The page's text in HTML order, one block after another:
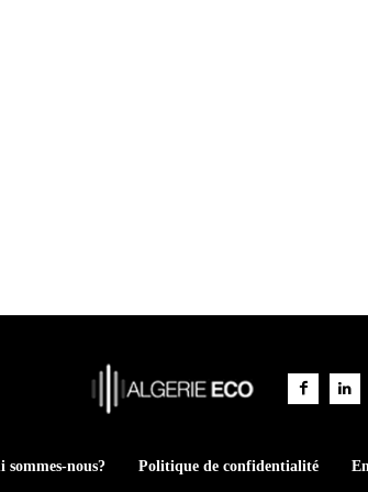
sommes-nous? Politique de confidentialité